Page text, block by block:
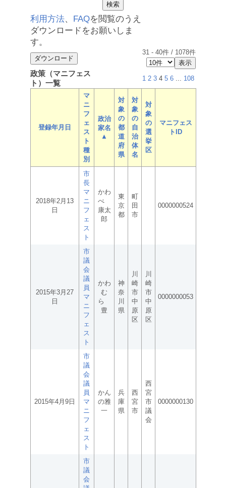
利用方法、 FAQを閲覧のうえ
ダウンロードをお願いしま
す。
31 - 40件 / 1078件
政策（マニフェス
ト）一覧
1 2 3 4 5 6 ... 108
登録年月日
マ
ニ
フ
ェ
ス
ト
種
別
政治
家名
▲
対
象
の
都
道
府
県
対
象
の
自
治
体
名
対
象
の
選
挙
区
マニフェス
トID
2018年2月13
日
市
長
マ
ニ
フ
ェ
ス
ト
かわ
べ
康太
郎
東
京
都
町
田
市
0000000524
2015年3月27
日
市
議
会
議
員
マ
ニ
フ
ェ
ス
ト
かわ
む
ら
豊
神
奈
川
県
川
崎
市
中
原
区
川
崎
市
中
原
区
0000000053
2015年4月9日
市
議
会
議
員
マ
ニ
フ
ェ
ス
ト
かん
の雅
一
兵
庫
県
西
宮
市
西
宮
市
議
会
0000000130
市
議
会